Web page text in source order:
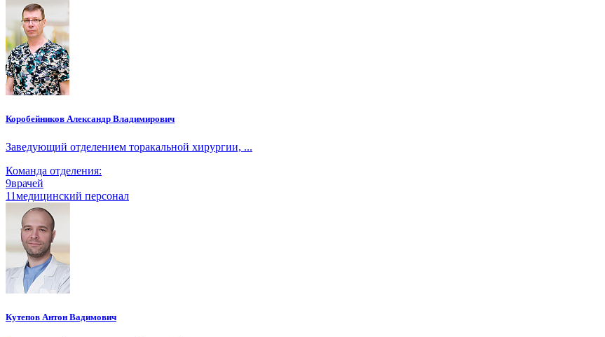
Коробейников Александр Владимирович
Заведующий отделением торакальной хирургии, ...
Команда отделения:
9врачей
11медицинский персонал
Кутепов Антон Вадимович